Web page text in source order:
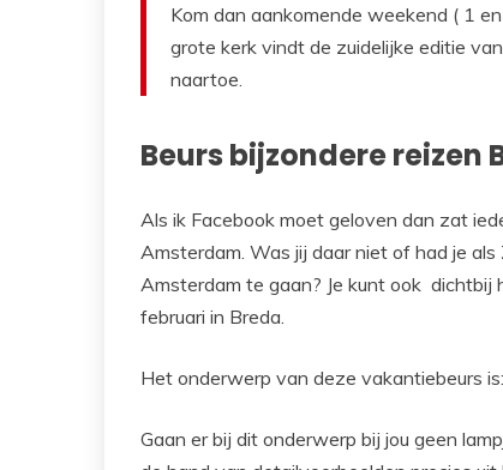
Kom dan aankomende weekend ( 1
grote kerk vindt de zuidelijke editie
naartoe.
Beurs bijzondere reizen
Als ik Facebook moet geloven dan zat
Amsterdam. Was jij daar niet of had je
Amsterdam te gaan? Je kunt ook dichtbij
februari in Breda.
Het onderwerp van deze vakantiebeurs is:
Gaan er bij dit onderwerp bij jou geen